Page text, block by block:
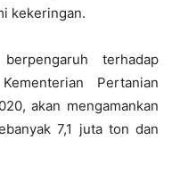
kekeringan.
terhadap
Pertanian
akan mengamankan
7,1 juta ton dan